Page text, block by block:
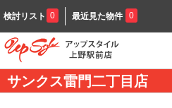
検討リスト 0 最近見た物件 0
サンクス雷門二丁目店